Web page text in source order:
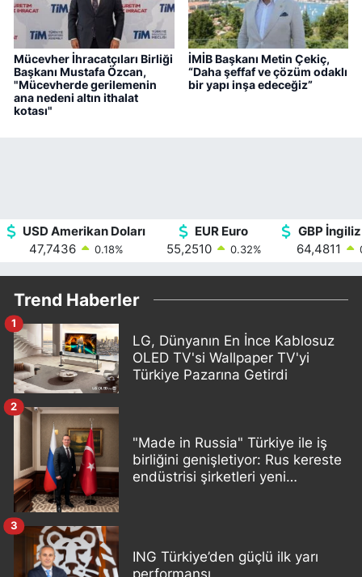
Mücevher İhracatçıları Birliği
Başkanı Mustafa Özcan,
"Mücevherde gerilemenin
ana nedeni altın ithalat
kotası"
İMİB Başkanı Metin Çekiç,
“Daha şeffaf ve çözüm odaklı
bir yapı inşa edeceğiz”
USD Amerikan Doları
47,7436
0.18%
EUR Euro
55,2510
0.32%
GBP
64,4811
Trend Haberler
LG, Dünyanın En İnce Kablosuz
OLED TV'si Wallpaper TV'yi
Türkiye Pazarına Getirdi
1
"Made in Russia" Türkiye ile iş
birliğini genişletiyor: Rus kereste
endüstrisi şirketleri yeni
2
ING Türkiye’den güçlü ilk yarı
3